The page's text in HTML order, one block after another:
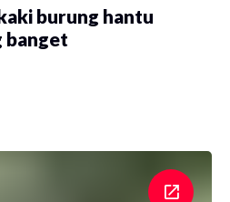
burung hantu
banget